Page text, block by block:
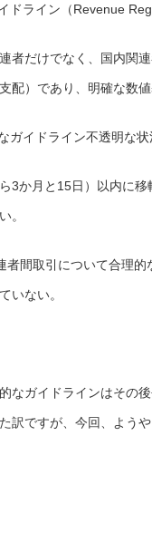
ドライン（Revenue
者だけでなく、国内関
配）であり、明確な数値
ガイドライン不透明な状
3か月と15日）以内に
。
者間取引について合理
いない。
なガイドラインはその
訳ですが、今回、よう